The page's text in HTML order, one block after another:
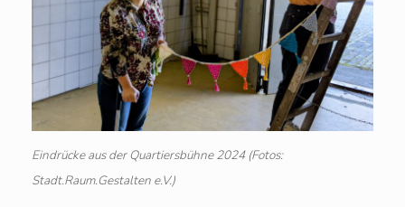
Eindrücke aus der Quartiersbühne 2024 (Fotos:
Stadt.Raum.Gestalten e.V.)